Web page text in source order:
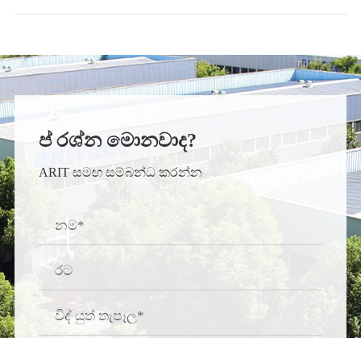
ප් රශ්න මොනවාද?
ARIT සමඟ සම්බන්ධ කරන්න